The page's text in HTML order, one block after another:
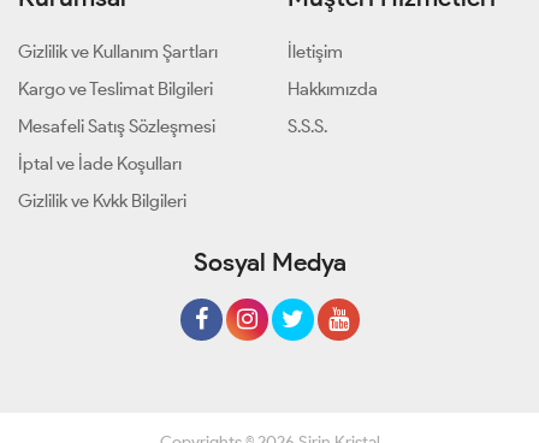
Gizlilik ve Kullanım Şartları
Kargo ve Teslimat Bilgileri
Mesafeli Satış Sözleşmesi
İptal ve İade Koşulları
Gizlilik ve Kvkk Bilgileri
İletişim
Hakkımızda
S.S.S.
Sosyal Medya